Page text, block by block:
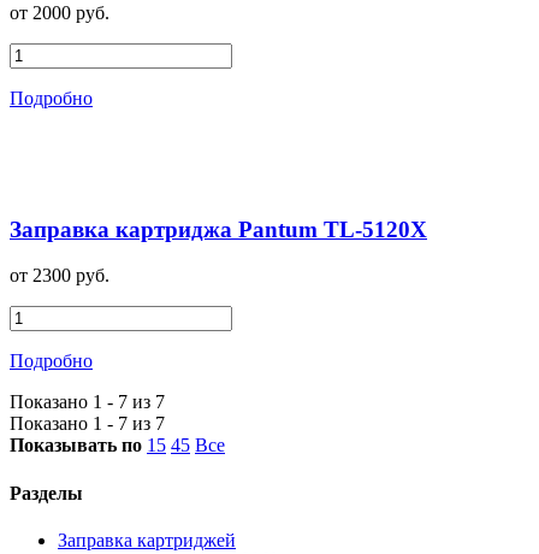
от 2000 руб.
Подробно
Заправка картриджа Pantum TL-5120X
от 2300 руб.
Подробно
Показано 1 - 7 из 7
Показано 1 - 7 из 7
Показывать по 15 45 Все
Разделы
Заправка картриджей